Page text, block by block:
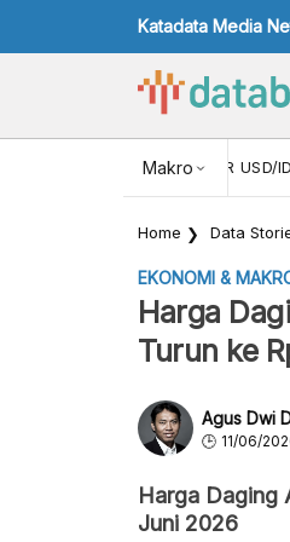
Katadata Media
Makro
NILAI TUKAR USD/
Home Data
EKONOMI &
Harga
Turun ke
Agus Dwi
11/06/
Harga Daging
Juni 2026